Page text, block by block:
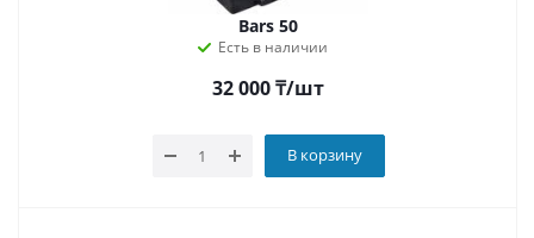
Bars 50
Есть в наличии
32 000₸/шт
В корзину